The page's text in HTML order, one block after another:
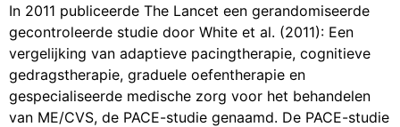
In 2011 publiceerde The Lancet een gerandomiseerde
gecontroleerde studie door White et al. (2011): Een
vergelijking van adaptieve pacingtherapie, cognitieve
gedragstherapie, graduele oefentherapie en
gespecialiseerde medische zorg voor het behandelen
van ME/CVS, de PACE-studie genaamd. De PACE-studie